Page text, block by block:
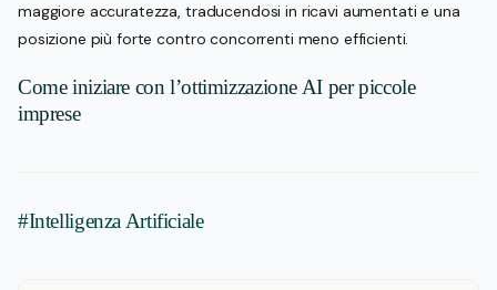
maggiore accuratezza, traducendosi in ricavi aumentati e una
posizione più forte contro concorrenti meno efficienti.
Come iniziare con l’ottimizzazione AI per piccole
imprese
#Intelligenza Artificiale